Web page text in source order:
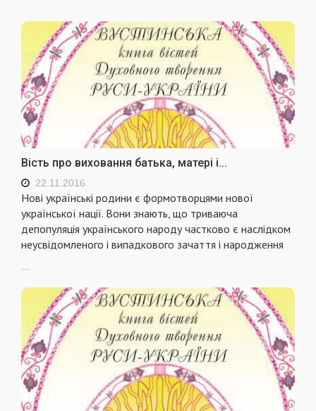
Вість про виховання батька, матері і...
22.11.2016
Нові українські родини є формотворцями нової
української нації. Вони знають, що триваюча
депопуляція українського народу частково є наслідком
неусвідомленого і випадкового зачаття і народження